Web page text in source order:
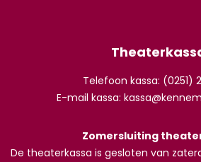
Telefoon kassa: (0251)
E-mail kassa:
Zomersluiting
De theaterkassa is gesloten van